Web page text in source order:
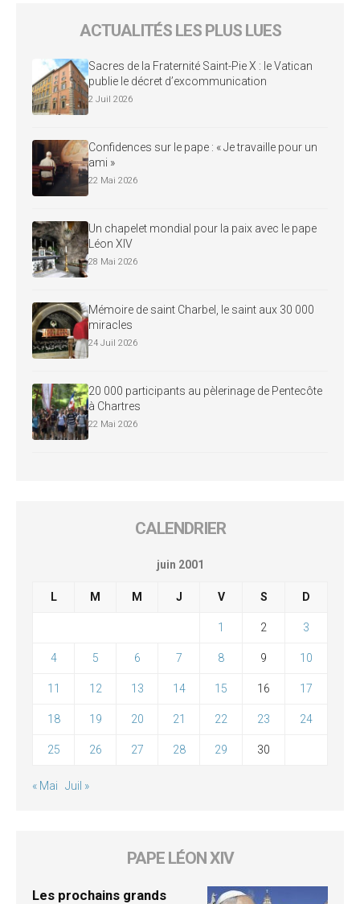
ACTUALITÉS LES PLUS LUES
Sacres de la Fraternité Saint-Pie X : le Vatican
publie le décret d’excommunication
2 Juil 2026
Confidences sur le pape : « Je travaille pour un
ami »
22 Mai 2026
Un chapelet mondial pour la paix avec le pape
Léon XIV
28 Mai 2026
Mémoire de saint Charbel, le saint aux 30 000
miracles
24 Juil 2026
20 000 participants au pèlerinage de Pentecôte
à Chartres
22 Mai 2026
CALENDRIER
juin 2001
L M M J V S D
1 2 3
4 5 6 7 8 9 10
11 12 13 14 15 16 17
18 19 20 21 22 23 24
25 26 27 28 29 30
« Mai Juil »
PAPE LÉON XIV
Les prochains grands